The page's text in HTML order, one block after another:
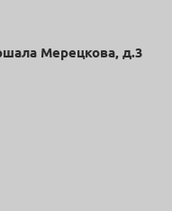
Мерецкова, д.3